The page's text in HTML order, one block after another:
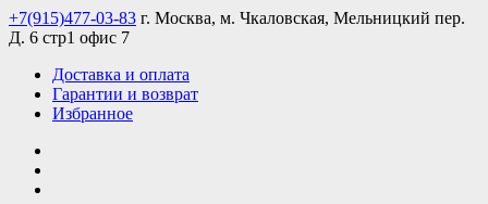
Skip
to
+7(915)477-03-83 г. Москва, м. Чкаловская, Мельницкий пер.
Д. 6 стр1 офис 7
Доставка и оплата
Гарантии и возврат
Избранное